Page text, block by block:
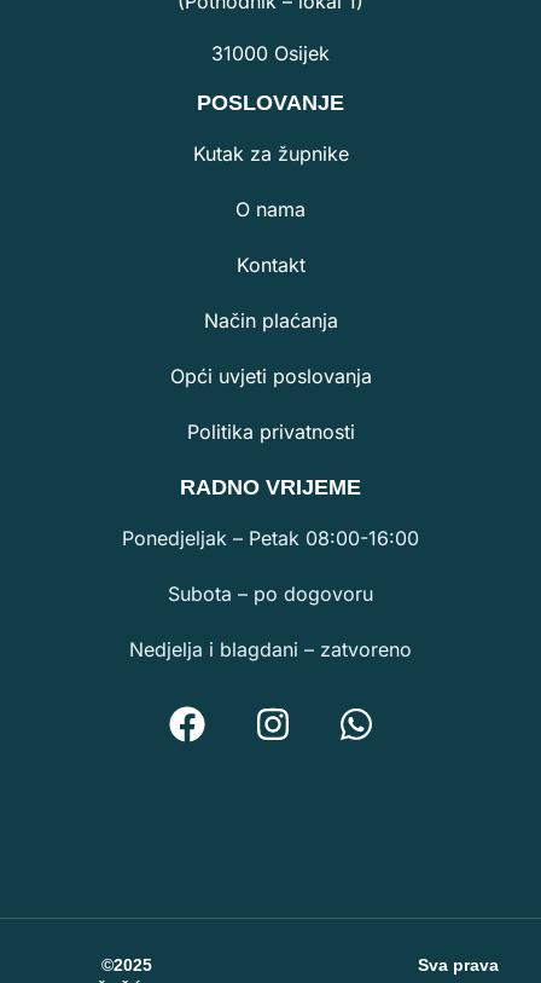
31000 Osijek
POSLOVANJE
Kutak za župnike
O nama
Kontakt
Način plaćanja
Opći uvjeti poslovanja
Politika privatnosti
RADNO VRIJEME
Ponedjeljak – Petak 08:00-16:00
Subota – po dogovoru
Nedjelja i blagdani – zatvoreno
©2025
Sva prava